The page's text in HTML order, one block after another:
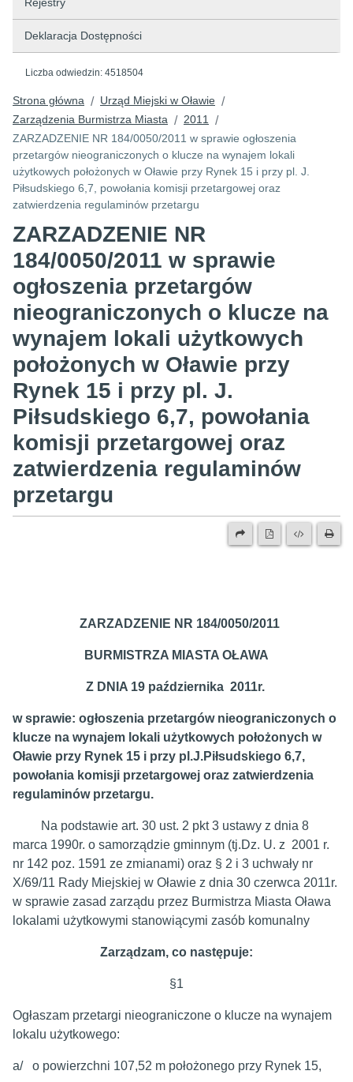
Deklaracja Dostępności
Liczba odwiedzin: 4518504
Strona główna / Urząd Miejski w Oławie /
Zarządzenia Burmistrza Miasta / 2011 /
ZARZADZENIE NR 184/0050/2011 w sprawie ogłoszenia
przetargów nieograniczonych o klucze na wynajem lokali
użytkowych położonych w Oławie przy Rynek 15 i przy pl. J.
Piłsudskiego 6,7, powołania komisji przetargowej oraz
zatwierdzenia regulaminów przetargu
ZARZADZENIE NR
184/0050/2011 w sprawie
ogłoszenia przetargów
nieograniczonych o klucze na
wynajem lokali użytkowych
położonych w Oławie przy
Rynek 15 i przy pl. J.
Piłsudskiego 6,7, powołania
komisji przetargowej oraz
zatwierdzenia regulaminów
przetargu
ZARZADZENIE NR 184/0050/2011
BURMISTRZA MIASTA OŁAWA
Z DNIA 19 października 2011r.
w sprawie: ogłoszenia przetargów nieograniczonych o
klucze na wynajem lokali użytkowych położonych w
Oławie przy Rynek 15 i przy pl.J.Piłsudskiego 6,7,
powołania komisji przetargowej oraz zatwierdzenia
regulaminów przetargu.
Na podstawie art. 30 ust. 2 pkt 3 ustawy z dnia 8
marca 1990r. o samorządzie gminnym (tj.Dz. U. z 2001 r.
nr 142 poz. 1591 ze zmianami) oraz § 2 i 3 uchwały nr
X/69/11 Rady Miejskiej w Oławie z dnia 30 czerwca 2011r.
w sprawie zasad zarządu przez Burmistrza Miasta Oława
lokalami użytkowymi stanowiącymi zasób komunalny
Zarządzam, co następuje:
§1
Ogłaszam przetargi nieograniczone o klucze na wynajem
lokalu użytkowego:
a/ o powierzchni 107,52 m położonego przy Rynek 15,